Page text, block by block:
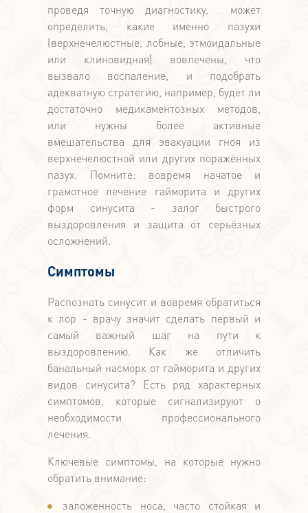
проведя точную диагностику, может
определить, какие именно пазухи
(верхнечелюстные, лобные, этмоидальные
или клиновидная) вовлечены, что
вызвало воспаление, и подобрать
адекватную стратегию, например, будет ли
достаточно медикаментозных методов,
или нужны более активные
вмешательства для эвакуации гноя из
верхнечелюстной или других поражённых
пазух. Помните: вовремя начатое и
грамотное лечение гайморита и других
форм синусита - залог быстрого
выздоровления и защита от серьёзных
осложнений.
Симптомы
Распознать синусит и вовремя обратиться
к лор - врачу значит сделать первый и
самый важный шаг на пути к
выздоровлению. Как же отличить
банальный насморк от гайморита и других
видов синусита? Есть ряд характерных
симптомов, которые сигнализируют о
необходимости профессионального
лечения.
Ключевые симптомы, на которые нужно
обратить внимание:
заложенность носа, часто стойкая и